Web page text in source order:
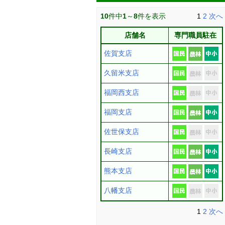
10件中1～8件を表示 1 2 次へ
店舗名 専門職員駐在
佐賀支店
久留米支店
福岡西支店
福岡支店
佐世保支店
長崎支店
熊本支店
八幡支店
1 2 次へ